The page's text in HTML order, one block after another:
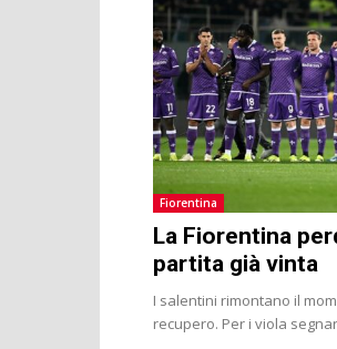
Fiorentina
La Fiorentina
partita già vinta
I salentini rimontano il
recupero. Per i viola